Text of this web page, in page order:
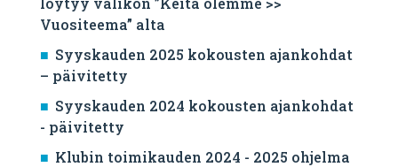
Vuositeema” alta
Syyskauden 2025 kokousten ajankohdat
– päivitetty
Syyskauden 2024 kokousten ajankohdat
- päivitetty
Klubin toimikauden 2024 - 2025 ohjelma